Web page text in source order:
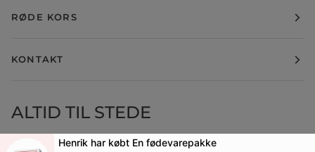
RØDE KORS
KONTAKT
ALTID TIL STEDE
Henrik har købt En fødevarepakke